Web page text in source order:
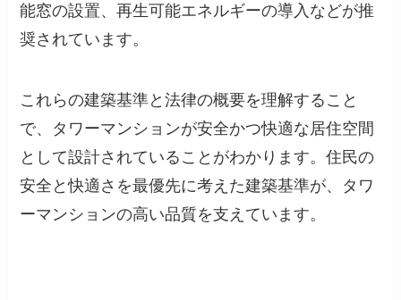
能窓の設置、再生可能エネルギーの導入などが推
奨されています。
これらの建築基準と法律の概要を理解すること
で、タワーマンションが安全かつ快適な居住空間
として設計されていることがわかります。住民の
安全と快適さを最優先に考えた建築基準が、タワ
ーマンションの高い品質を支えています。